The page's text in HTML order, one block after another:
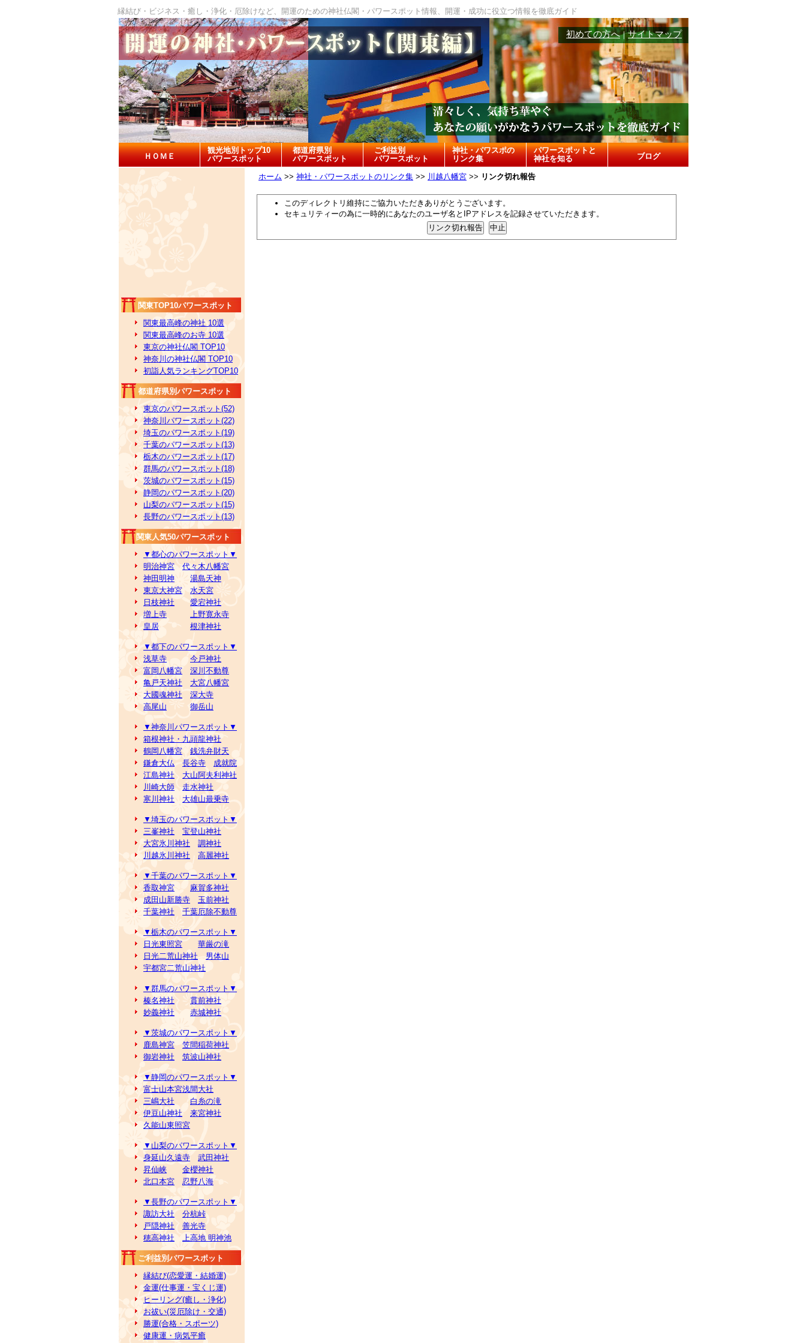
縁結び・ビジネス・癒し・浄化・厄除けなど、開運のための神社仏閣・パワースポット情報、開運・成功に役立つ情報を徹底ガイド
初めての方へ｜サイトマップ
ＨＯＭＥ
観光地別トップ10
パワースポット
都道府県別
パワースポット
ご利益別
パワースポット
神社・パワスポの
リンク集
パワースポットと
神社を知る
ブログ
関東TOP10パワースポット
関東最高峰の神社 10選
関東最高峰のお寺 10選
東京の神社仏閣 TOP10
神奈川の神社仏閣 TOP10
初詣人気ランキングTOP10
都道府県別パワースポット
東京のパワースポット(52)
神奈川パワースポット(22)
埼玉のパワースポット(19)
千葉のパワースポット(13)
栃木のパワースポット(17)
群馬のパワースポット(18)
茨城のパワースポット(15)
静岡のパワースポット(20)
山梨のパワースポット(15)
長野のパワースポット(13)
関東人気50パワースポット
▼都心のパワースポット▼
明治神宮
代々木八幡宮
神田明神
湯島天神
東京大神宮
水天宮
日枝神社
愛宕神社
増上寺
上野寛永寺
皇居
根津神社
▼都下のパワースポット▼
浅草寺
今戸神社
富岡八幡宮
深川不動尊
亀戸天神社
大宮八幡宮
大國魂神社
深大寺
高尾山
御岳山
▼神奈川パワースポット▼
箱根神社・九頭龍神社
鶴岡八幡宮
銭洗弁財天
鎌倉大仏
長谷寺
成就院
江島神社
大山阿夫利神社
川崎大師
走水神社
寒川神社
大雄山最乗寺
▼埼玉のパワースポット▼
三峯神社
宝登山神社
大宮氷川神社
調神社
川越氷川神社
高麗神社
▼千葉のパワースポット▼
香取神宮
麻賀多神社
成田山新勝寺
玉前神社
千葉神社
千葉厄除不動尊
▼栃木のパワースポット▼
日光東照宮
華厳の滝
日光二荒山神社
男体山
宇都宮二荒山神社
▼群馬のパワースポット▼
榛名神社
貫前神社
妙義神社
赤城神社
▼茨城のパワースポット▼
鹿島神宮
笠間稲荷神社
御岩神社
筑波山神社
▼静岡のパワースポット▼
富士山本宮浅間大社
三嶋大社
白糸の滝
伊豆山神社
来宮神社
久能山東照宮
▼山梨のパワースポット▼
身延山久遠寺
武田神社
昇仙峡
金櫻神社
北口本宮
忍野八海
▼長野のパワースポット▼
諏訪大社
分杭峠
戸隠神社
善光寺
穂高神社
上高地 明神池
ご利益別パワースポット
縁結び(恋愛運・結婚運)
金運(仕事運・宝くじ運)
ヒーリング(癒し・浄化)
お祓い(災厄除け・交通)
勝運(合格・スポーツ)
健康運・病気平癒
ホーム >> 神社・パワースポットのリンク集 >> 川越八幡宮 >> リンク切れ報告
このディレクトリ維持にご協力いただきありがとうございます。
セキュリティーの為に一時的にあなたのユーザ名とIPアドレスを記録させていただきます。